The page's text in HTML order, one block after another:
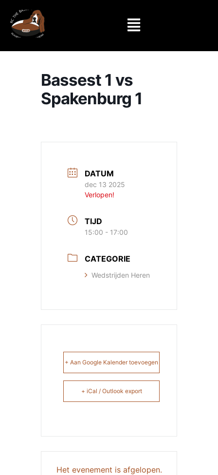
Bassest 1 vs
Spakenburg 1
DATUM
dec 13 2025
Verlopen!
TIJD
15:00 - 17:00
CATEGORIE
Wedstrijden Heren
+ Aan Google Kalender toevoegen
+ iCal / Outlook export
Het evenement is afgelopen.